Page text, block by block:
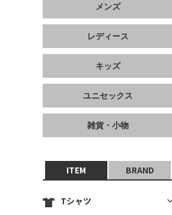
メンズ
レディース
キッズ
ユニセックス
雑貨・小物
ITEM BRAND
Tシャツ